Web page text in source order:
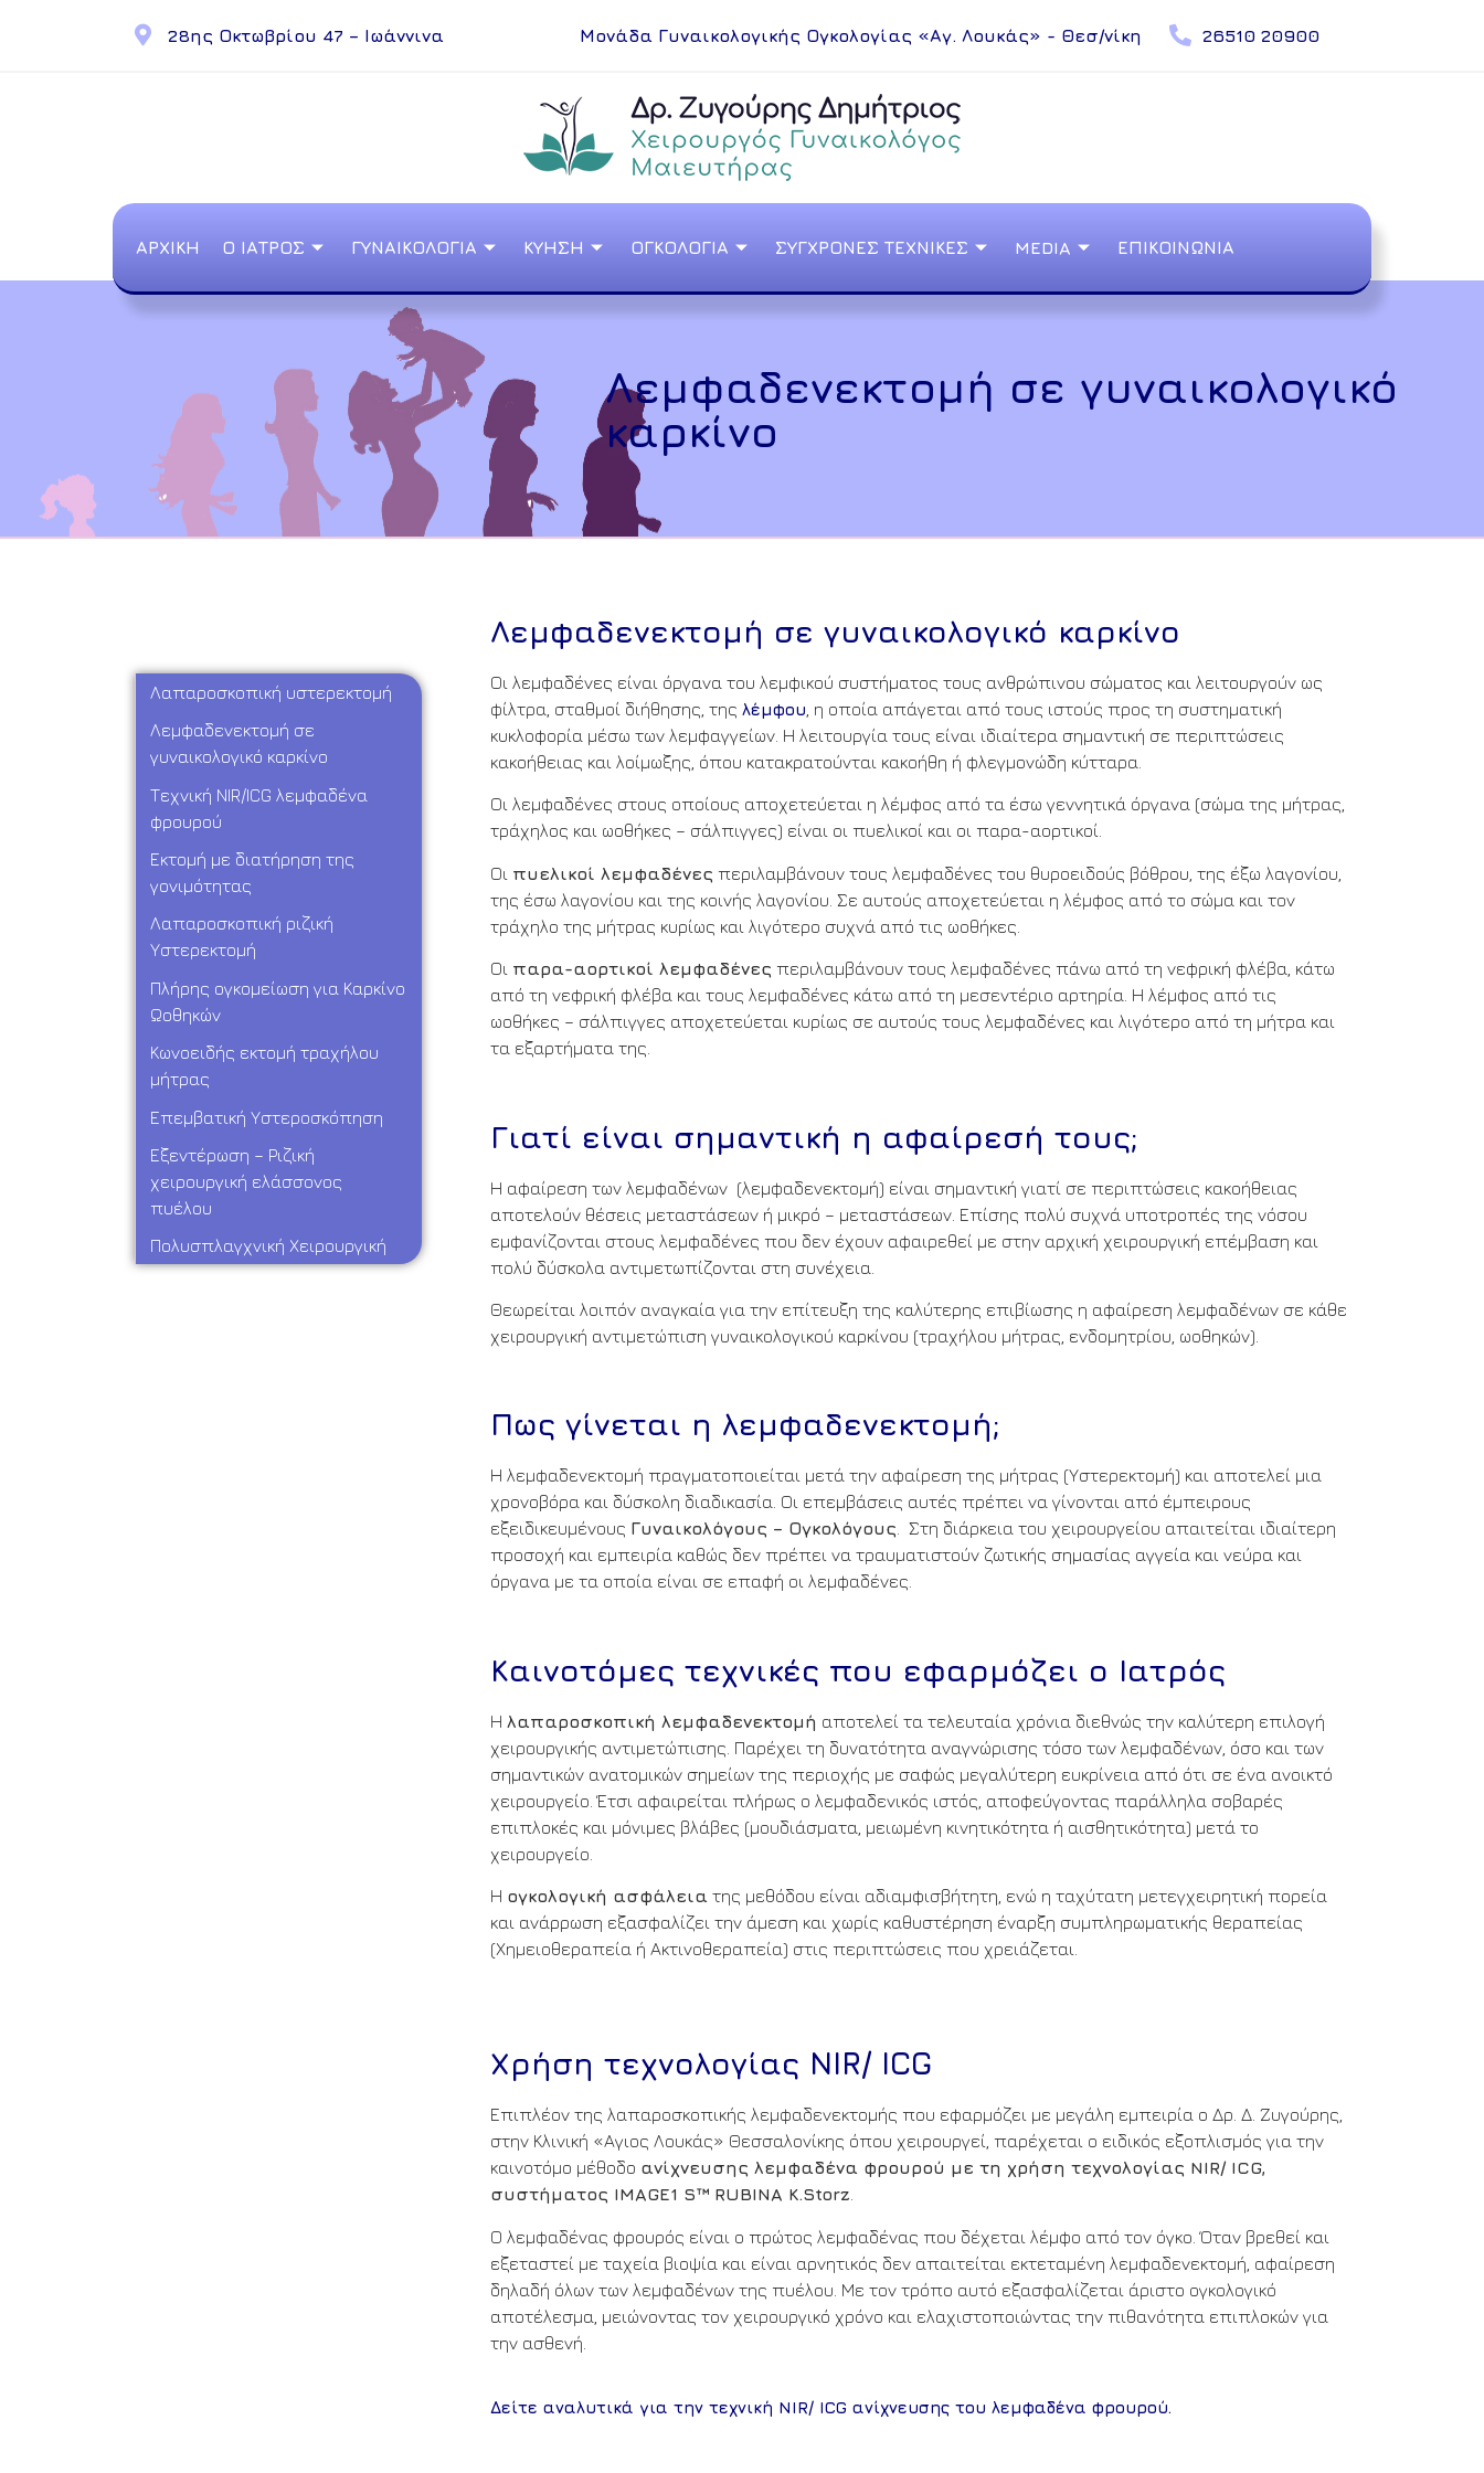
28ης Οκτωβρίου 47 – Ιωάννινα Μονάδα Γυναικολογικής Ογκολογίας «Αγ. Λουκάς» - Θεσ/νίκη 26510 20900
ΑΡΧΙΚΗ Ο ΙΑΤΡΟΣ ΓΥΝΑΙΚΟΛΟΓΙΑ ΚΥΗΣΗ ΟΓΚΟΛΟΓΙΑ ΣΥΓΧΡΟΝΕΣ ΤΕΧΝΙΚΕΣ MEDIA ΕΠΙΚΟΙΝΩΝΙΑ
Λεμφαδενεκτομή σε γυναικολογικό
καρκίνο
Λαπαροσκοπική υστερεκτομή
Λεμφαδενεκτομή σε
γυναικολογικό καρκίνο
Τεχνική NIR/ICG λεμφαδένα
φρουρού
Εκτομή με διατήρηση της
γονιμότητας
Λαπαροσκοπική ριζική
Υστερεκτομή
Πλήρης ογκομείωση για Καρκίνο
Ωοθηκών
Κωνοειδής εκτομή τραχήλου
μήτρας
Επεμβατική Υστεροσκόπηση
Εξεντέρωση – Ριζική
χειρουργική ελάσσονος
πυέλου
Πολυσπλαγχνική Χειρουργική
Λεμφαδενεκτομή σε γυναικολογικό καρκίνο
Οι λεμφαδένες είναι όργανα του λεμφικού συστήματος τους ανθρώπινου σώματος και λειτουργούν ως
φίλτρα, σταθμοί διήθησης, της λέμφου , η οποία απάγεται από τους ιστούς προς τη συστηματική
κυκλοφορία μέσω των λεμφαγγείων. Η λειτουργία τους είναι ιδιαίτερα σημαντική σε περιπτώσεις
κακοήθειας και λοίμωξης, όπου κατακρατούνται κακοήθη ή φλεγμονώδη κύτταρα.
Οι λεμφαδένες στους οποίους αποχετεύεται η λέμφος από τα έσω γεννητικά όργανα (σώμα της μήτρας,
τράχηλος και ωοθήκες – σάλπιγγες) είναι οι πυελικοί και οι παρα-αορτικοί.
Οι πυελικοί λεμφαδένες περιλαμβάνουν τους λεμφαδένες του θυροειδούς βόθρου, της έξω λαγονίου,
της έσω λαγονίου και της κοινής λαγονίου. Σε αυτούς αποχετεύεται η λέμφος από το σώμα και τον
τράχηλο της μήτρας κυρίως και λιγότερο συχνά από τις ωοθήκες.
Οι παρα-αορτικοί λεμφαδένες περιλαμβάνουν τους λεμφαδένες πάνω από τη νεφρική φλέβα, κάτω
από τη νεφρική φλέβα και τους λεμφαδένες κάτω από τη μεσεντέριο αρτηρία. Η λέμφος από τις
ωοθήκες – σάλπιγγες αποχετεύεται κυρίως σε αυτούς τους λεμφαδένες και λιγότερο από τη μήτρα και
τα εξαρτήματα της.
Γιατί είναι σημαντική η αφαίρεσή τους;
Η αφαίρεση των λεμφαδένων (λεμφαδενεκτομή) είναι σημαντική γιατί σε περιπτώσεις κακοήθειας
αποτελούν θέσεις μεταστάσεων ή μικρό – μεταστάσεων. Επίσης πολύ συχνά υποτροπές της νόσου
εμφανίζονται στους λεμφαδένες που δεν έχουν αφαιρεθεί με στην αρχική χειρουργική επέμβαση και
πολύ δύσκολα αντιμετωπίζονται στη συνέχεια.
Θεωρείται λοιπόν αναγκαία για την επίτευξη της καλύτερης επιβίωσης η αφαίρεση λεμφαδένων σε κάθε
χειρουργική αντιμετώπιση γυναικολογικού καρκίνου (τραχήλου μήτρας, ενδομητρίου, ωοθηκών).
Πως γίνεται η λεμφαδενεκτομή;
Η λεμφαδενεκτομή πραγματοποιείται μετά την αφαίρεση της μήτρας (Υστερεκτομή) και αποτελεί μια
χρονοβόρα και δύσκολη διαδικασία. Οι επεμβάσεις αυτές πρέπει να γίνονται από έμπειρους
εξειδικευμένους Γυναικολόγους – Ογκολόγους . Στη διάρκεια του χειρουργείου απαιτείται ιδιαίτερη
προσοχή και εμπειρία καθώς δεν πρέπει να τραυματιστούν ζωτικής σημασίας αγγεία και νεύρα και
όργανα με τα οποία είναι σε επαφή οι λεμφαδένες.
Καινοτόμες τεχνικές που εφαρμόζει ο Ιατρός
Η λαπαροσκοπική λεμφαδενεκτομή αποτελεί τα τελευταία χρόνια διεθνώς την καλύτερη επιλογή
χειρουργικής αντιμετώπισης. Παρέχει τη δυνατότητα αναγνώρισης τόσο των λεμφαδένων, όσο και των
σημαντικών ανατομικών σημείων της περιοχής με σαφώς μεγαλύτερη ευκρίνεια από ότι σε ένα ανοικτό
χειρουργείο. Έτσι αφαιρείται πλήρως ο λεμφαδενικός ιστός, αποφεύγοντας παράλληλα σοβαρές
επιπλοκές και μόνιμες βλάβες (μουδιάσματα, μειωμένη κινητικότητα ή αισθητικότητα) μετά το
χειρουργείο.
Η ογκολογική ασφάλεια της μεθόδου είναι αδιαμφισβήτητη, ενώ η ταχύτατη μετεγχειρητική πορεία
και ανάρρωση εξασφαλίζει την άμεση και χωρίς καθυστέρηση έναρξη συμπληρωματικής θεραπείας
(Χημειοθεραπεία ή Ακτινοθεραπεία) στις περιπτώσεις που χρειάζεται.
Χρήση τεχνολογίας NIR/ ICG
Επιπλέον της λαπαροσκοπικής λεμφαδενεκτομής που εφαρμόζει με μεγάλη εμπειρία ο Δρ. Δ. Ζυγούρης,
στην Κλινική «Αγιος Λουκάς» Θεσσαλονίκης όπου χειρουργεί, παρέχεται ο ειδικός εξοπλισμός για την
καινοτόμο μέθοδο ανίχνευσης λεμφαδένα φρουρού με τη χρήση τεχνολογίας NIR/ ICG,
συστήματος IMAGE1 S™ RUBINA K.Storz
Ο λεμφαδένας φρουρός είναι ο πρώτος λεμφαδένας που δέχεται λέμφο από τον όγκο. Όταν βρεθεί και
εξεταστεί με ταχεία βιοψία και είναι αρνητικός δεν απαιτείται εκτεταμένη λεμφαδενεκτομή, αφαίρεση
δηλαδή όλων των λεμφαδένων της πυέλου. Με τον τρόπο αυτό εξασφαλίζεται άριστο ογκολογικό
αποτέλεσμα, μειώνοντας τον χειρουργικό χρόνο και ελαχιστοποιώντας την πιθανότητα επιπλοκών για
την ασθενή.
Δείτε αναλυτικά για την τεχνική NIR/ ICG ανίχνευσης του λεμφαδένα φρουρού.